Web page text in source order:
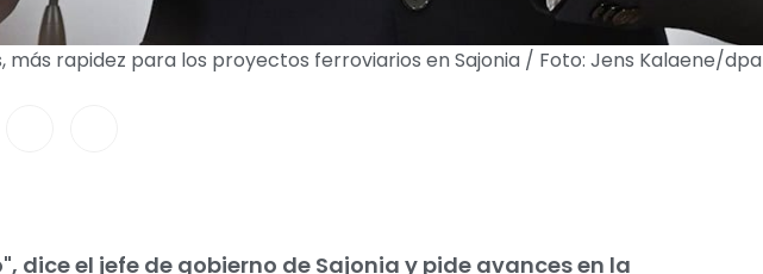
rapidez para los proyectos ferroviarios en Sajonia / Foto: Jens Kalaene/dpa
dice el jefe de gobierno de Sajonia y pide avances en la